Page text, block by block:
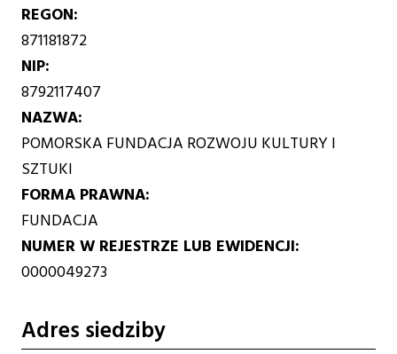
REGON
871181872
NIP
8792117407
NAZWA
POMORSKA FUNDACJA ROZWOJU KULTURY I
SZTUKI
FORMA PRAWNA
FUNDACJA
NUMER W REJESTRZE LUB EWIDENCJI
0000049273
Adres siedziby